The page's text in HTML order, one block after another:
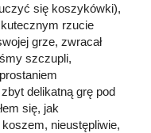
się koszykówki),
rzucie
grze, zwracał
szczupli,
delikatną grę pod
się, jak
nieustępliwie,